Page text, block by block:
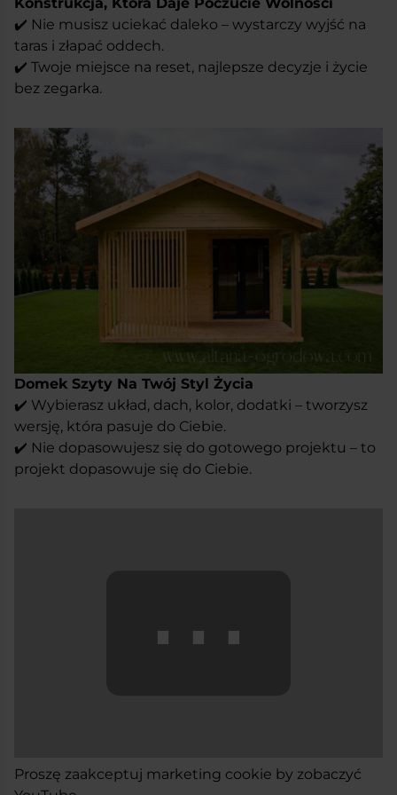
✔️ Nie musisz uciekać daleko – wystarczy wyjść na
taras i złapać oddech.
✔️ Twoje miejsce na reset, najlepsze decyzje i życie
bez zegarka.
Domek Szyty Na Twój Styl Życia
✔️ Wybierasz układ, dach, kolor, dodatki – tworzysz
wersję, która pasuje do Ciebie.
✔️ Nie dopasowujesz się do gotowego projektu – to
projekt dopasowuje się do Ciebie.
⋯
Proszę zaakceptuj marketing cookie by zobaczyć